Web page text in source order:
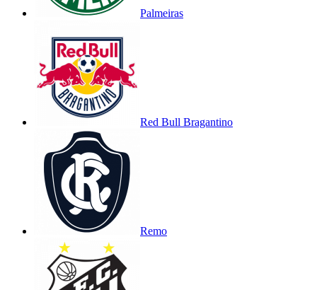
Palmeiras
Red Bull Bragantino
Remo